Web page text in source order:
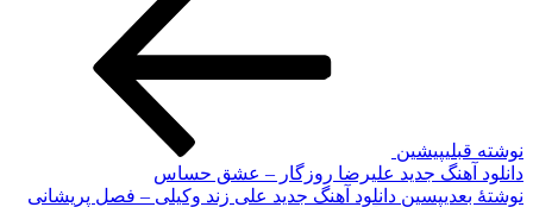
نوشته قبلیپیشین
دانلود آهنگ جدید علیرضا روزگار – عشق حساس
نوشته‌ٔ بعدیپسین دانلود آهنگ جدید علی زند وکیلی – فصل پریشانی